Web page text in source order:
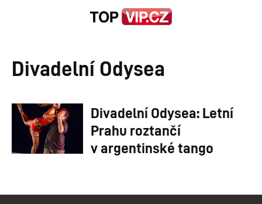
Divadelní Odysea
Divadelní Odysea: Letní
Prahu roztančí
v argentinské tango